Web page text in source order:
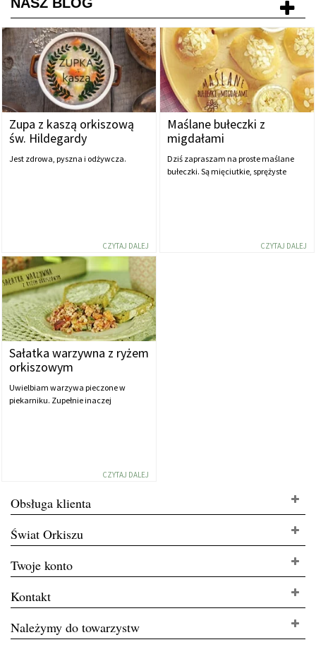
Zupa z kaszą orkiszową
św. Hildegardy
Jest zdrowa, pyszna i odżywcza.
CZYTAJ DALEJ
Maślane bułeczki z
migdałami
Dziś zapraszam na proste maślane
bułeczki. Są mięciutkie, sprężyste
CZYTAJ DALEJ
Sałatka warzywna z ryżem
orkiszowym
Uwielbiam warzywa pieczone w
piekarniku. Zupełnie inaczej
CZYTAJ DALEJ
Obsługa klienta
Świat Orkiszu
Twoje konto
Kontakt
Należymy do towarzystw